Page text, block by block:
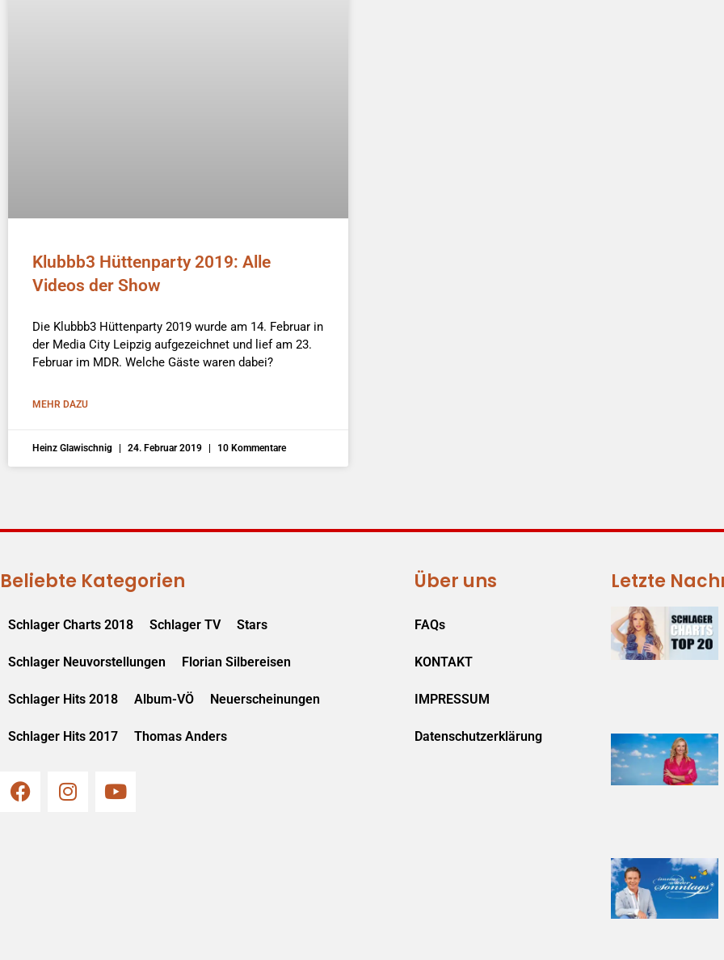
Klubbb3 Hüttenparty 2019: Alle
Videos der Show
Die Klubbb3 Hüttenparty 2019 wurde am 14. Februar in
der Media City Leipzig aufgezeichnet und lief am 23.
Februar im MDR. Welche Gäste waren dabei?
MEHR DAZU
Heinz Glawischnig 24. Februar 2019 10 Kommentare
Beliebte Kategorien
Schlager Charts 2018 Schlager TV Stars
Schlager Neuvorstellungen Florian Silbereisen
Schlager Hits 2018 Album-VÖ Neuerscheinungen
Schlager Hits 2017 Thomas Anders
Über uns
FAQs
KONTAKT
IMPRESSUM
Datenschutzerklärung
Letzte